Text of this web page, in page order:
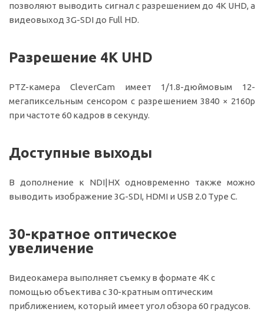
позволяют выводить сигнал с разрешением до 4K UHD, а
видеовыход 3G-SDI до Full HD.
Разрешение 4K UHD
PTZ-камера CleverCam имеет 1/1.8-дюймовым 12-
мегапиксельным сенсором с разрешением 3840 × 2160p
при частоте 60 кадров в секунду.
Доступные выходы
В дополнение к NDI|HX одновременно также можно
выводить изображение 3G-SDI, HDMI и USB 2.0 Type C.
30-кратное оптическое
увеличение
Видеокамера выполняет съемку в формате 4K с
помощью объектива с 30-кратным оптическим
приближением, который имеет угол обзора 60 градусов.